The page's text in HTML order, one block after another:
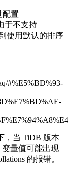
配置
于不支持
使用默认的排序
#%E5%BD%93-
，当 TiDB 版本
变量值可能出现
的报错。